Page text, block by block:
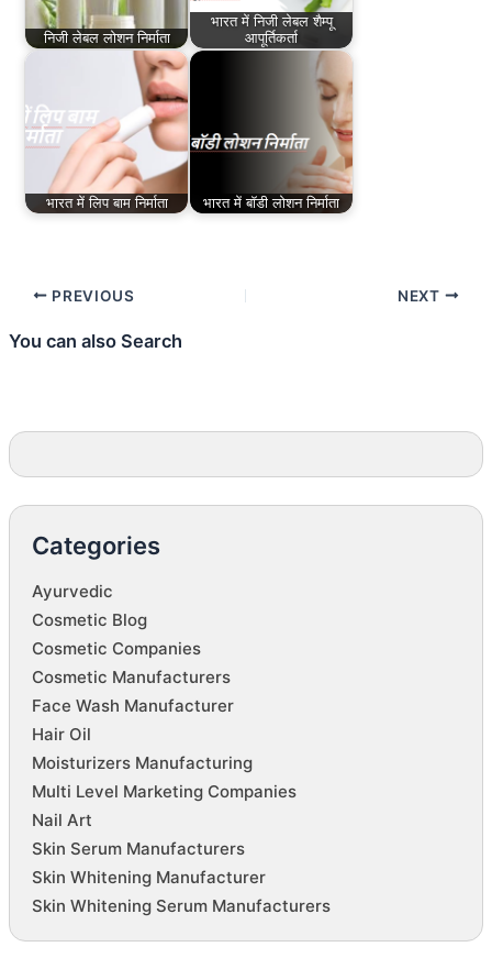
निजी लेबल लोशन निर्माता
भारत में निजी लेबल शैम्पू
आपूर्तिकर्ता
भारत में लिप बाम निर्माता भारत में बॉडी लोशन निर्माता
PREVIOUS NEXT
You can also Search
Categories
Ayurvedic
Cosmetic Blog
Cosmetic Companies
Cosmetic Manufacturers
Face Wash Manufacturer
Hair Oil
Moisturizers Manufacturing
Multi Level Marketing Companies
Nail Art
Skin Serum Manufacturers
Skin Whitening Manufacturer
Skin Whitening Serum Manufacturers